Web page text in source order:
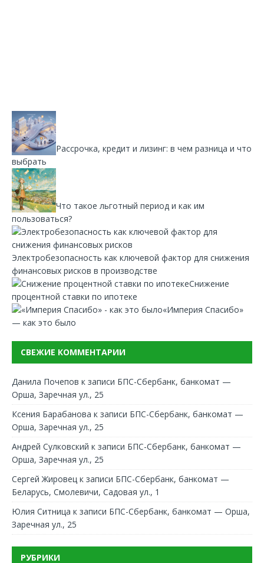
Рассрочка, кредит и лизинг: в чем разница и что
выбрать
Что такое льготный период и как им
пользоваться?
Электробезопасность как ключевой фактор для снижения
финансовых рисков в производстве
Снижение
процентной ставки по ипотеке
«Империя Спасибо»
— как это было
СВЕЖИЕ КОММЕНТАРИИ
Данила Почепов к записи БПС-Сбербанк, банкомат —
Орша, Заречная ул., 25
Ксения Барабанова к записи БПС-Сбербанк, банкомат —
Орша, Заречная ул., 25
Андрей Сулковский к записи БПС-Сбербанк, банкомат —
Орша, Заречная ул., 25
Сергей Жировец к записи БПС-Сбербанк, банкомат —
Беларусь, Смолевичи, Садовая ул., 1
Юлия Ситница к записи БПС-Сбербанк, банкомат — Орша,
Заречная ул., 25
РУБРИКИ